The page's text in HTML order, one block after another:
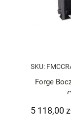
SKU:
Forge
Cena
5 118,00